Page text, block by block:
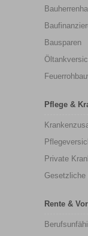
Bausparen
Pflege &
Private
Gesetzliche
Rente &